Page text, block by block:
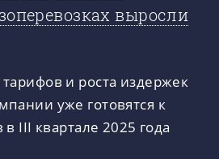
выросли
и роста издержек
уже готовятся к
III квартале 2025 года